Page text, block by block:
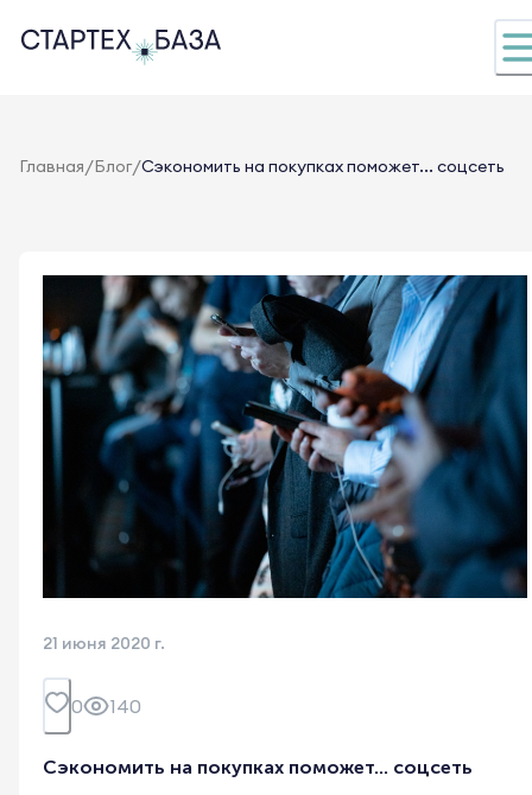
Главная/Блог/Сэкономить на покупках поможет... соцсеть
21 июня 2020 г.
0 140
Сэкономить на покупках поможет... соцсеть